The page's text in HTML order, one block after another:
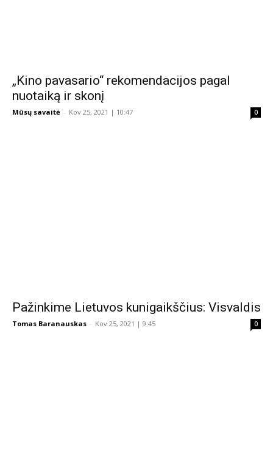
„Kino pavasario“ rekomendacijos pagal
nuotaiką ir skonį
Mūsų savaitė - Kov 25, 2021 | 10:47 0
Pažinkime Lietuvos kunigaikščius: Visvaldis
Tomas Baranauskas - Kov 25, 2021 | 9:45 0